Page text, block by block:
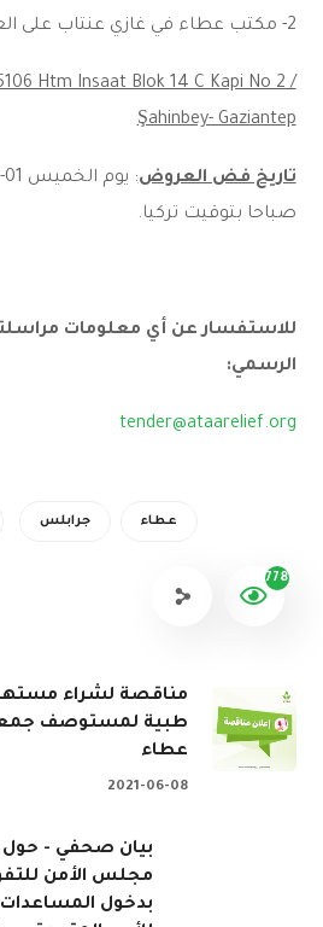
2- مكتب عطاء في غازي عنتاب على العنوان التالي:
Htm Insaat Blok 14 C Kapi No 2 /
Şahinbey- Gaziantep
تاريخ فض العروض
صباحا بتوقيت تركيا.
للاستفسار عن أي معلومات
الرسمي:
tender@ataarelief.org
جرابلس عطاء
778
مناقصة لشراء
طبية لمستوصف
عطاء
2021-06-08
بيان صحفي - حول
مجلس الأمن
بدخول المساعدات